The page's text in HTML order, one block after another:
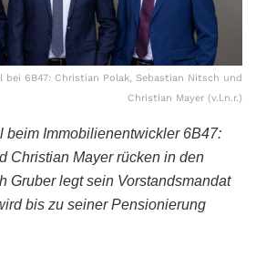
bei 6B47: Christian Polak, Sebastian Nitsch und
Christian Mayer (v.l.n.r.)
beim Immobilienentwickler 6B47:
Christian Mayer rücken in den
Gruber legt sein Vorstandsmandat
bis zu seiner Pensionierung